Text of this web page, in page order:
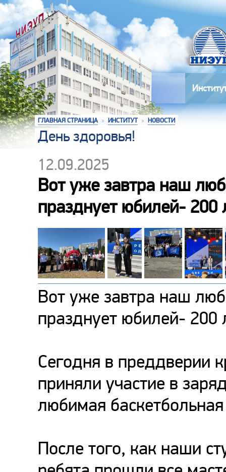
ГЛАВНАЯ СТРАНИЦА » ИНСТИТУТ » НОВОСТИ
День здоровья!
12.09.2025
Вот уже завтра наш
празднует юбилей- 200
Вот уже завтра наш
празднует юбилей- 200
Сегодня в преддверии
приняли участие в
любимая
После того, как наши